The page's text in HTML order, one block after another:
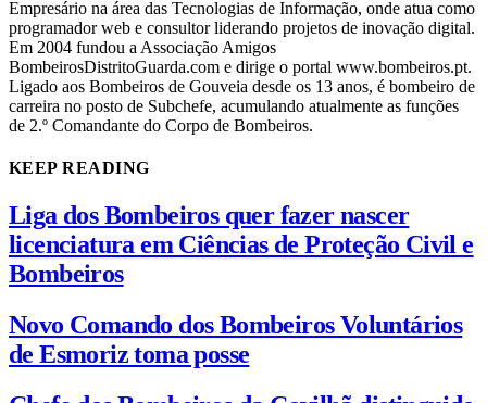
Empresário na área das Tecnologias de Informação, onde atua como
programador web e consultor liderando projetos de inovação digital.
Em 2004 fundou a Associação Amigos
BombeirosDistritoGuarda.com e dirige o portal www.bombeiros.pt.
Ligado aos Bombeiros de Gouveia desde os 13 anos, é bombeiro de
carreira no posto de Subchefe, acumulando atualmente as funções
de 2.º Comandante do Corpo de Bombeiros.
KEEP READING
Liga dos Bombeiros quer fazer nascer
licenciatura em Ciências de Proteção Civil e
Bombeiros
Novo Comando dos Bombeiros Voluntários
de Esmoriz toma posse